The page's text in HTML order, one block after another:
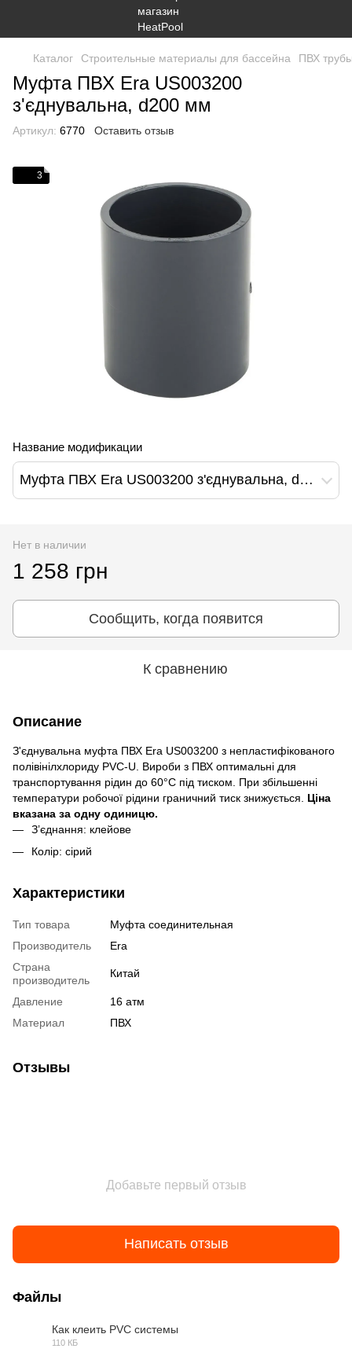
Каталог Строительные материалы для бассейна ПВХ
Муфта ПВХ Era US003200
з'єднувальна, d200 мм
Артикул: 6770 Оставить отзыв
3
Название модификации
Муфта ПВХ Era US003200 з'єднувальна, d200 мм
Нет в наличии
1 258 грн
Сообщить, когда появится
К сравнению
Описание
З'єднувальна муфта ПВХ Era US003200 з непластифікованого
полівінілхлориду PVC-U. Вироби з ПВХ оптимальні для
транспортування рідин до 60°C під тиском. При збільшенні
температури робочої рідини граничний тиск знижується. Ціна
вказана за одну одиницю.
З’єднання: клейове
Колір: сірий
Характеристики
Тип товара
Муфта соединительная
Производитель
Era
Страна
производитель
Китай
Давление
16 атм
Материал
ПВХ
Отзывы
Добавьте первый отзыв
Написать отзыв
Файлы
Как клеить PVC системы
110 КБ